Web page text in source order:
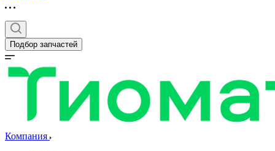
Подбор запчастей
Компания